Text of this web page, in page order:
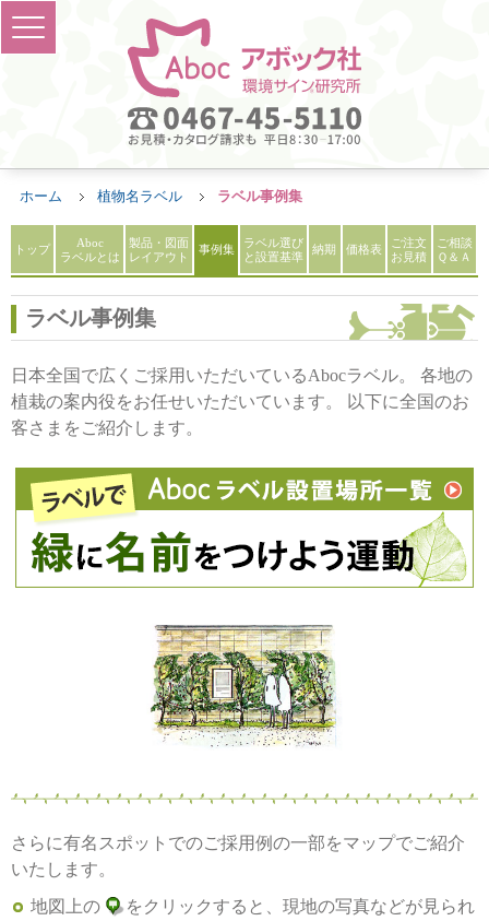
ホーム 植物名ラベル ラベル事例集
トップ
Aboc
ラベルとは
製品 ・図面
レイアウト
事例集 ラベル選び
と設置基準
納期 価格表
ご注文
お見積
ご相談
Ｑ＆Ａ
ラベル事例集
日本全国で広くご採用いただいているAbocラベル。
各地の
植栽の案内役をお任せいただいています。
以下に全国のお
客さまをご紹介します。
さらに有名スポットでのご採用例の一部をマップでご紹介
いたします。
地図上の
をクリックすると、現地の写真などが見られ